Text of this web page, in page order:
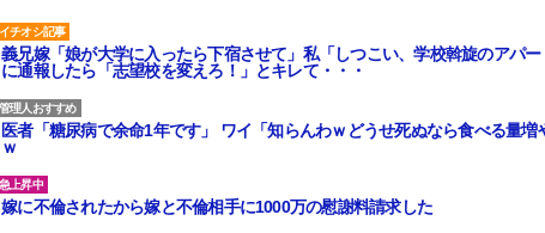
義兄嫁「娘が大学に入ったら下宿させて」私「しつこい、学校斡旋のアパ
に通報したら「志望校を変えろ！」とキレて・・・
医者「糖尿病で余命1年です」 ワイ「知らんわｗどうせ死ぬなら食べる量
ｗ
嫁に不倫されたから嫁と不倫相手に1000万の慰謝料請求した